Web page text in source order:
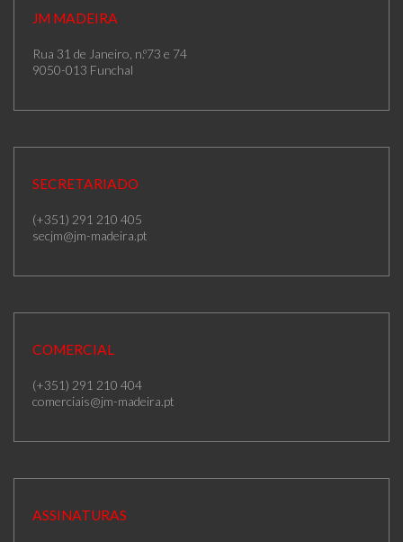
JM MADEIRA
Rua 31 de Janeiro, n.º73 e 74
9050-013 Funchal
SECRETARIADO
(+351) 291 210 405
secjm@jm-madeira.pt
COMERCIAL
(+351) 291 210 404
comerciais@jm-madeira.pt
ASSINATURAS